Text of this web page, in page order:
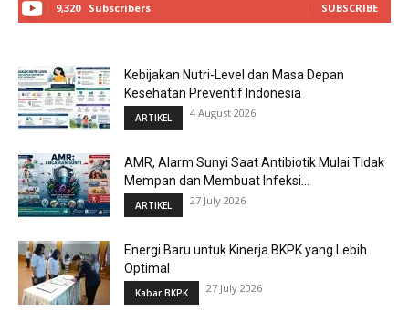
9,320 Subscribers SUBSCRIBE
Kebijakan Nutri-Level dan Masa Depan
Kesehatan Preventif Indonesia
ARTIKEL 4 August 2026
AMR, Alarm Sunyi Saat Antibiotik Mulai Tidak
Mempan dan Membuat Infeksi...
ARTIKEL 27 July 2026
Energi Baru untuk Kinerja BKPK yang Lebih
Optimal
Kabar BKPK 27 July 2026